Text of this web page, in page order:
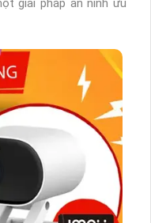
giải pháp an ninh ưu